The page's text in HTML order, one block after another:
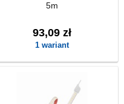
5m
93,09 zł
1 wariant